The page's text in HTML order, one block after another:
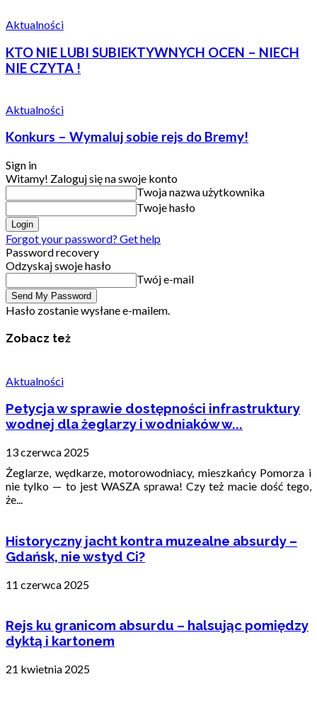
Aktualności
KTO NIE LUBI SUBIEKTYWNYCH OCEN – NIECH
NIE CZYTA !
Aktualności
Konkurs – Wymaluj sobie rejs do Bremy!
Sign in
Witamy! Zaloguj się na swoje konto
Twoja nazwa użytkownika
Twoje hasło
Forgot your password? Get help
Password recovery
Odzyskaj swoje hasło
Twój e-mail
Hasło zostanie wysłane e-mailem.
Zobacz też
Aktualności
Petycja w sprawie dostępności infrastruktury
wodnej dla żeglarzy i wodniaków w...
13 czerwca 2025
Żeglarze, wędkarze, motorowodniacy, mieszkańcy Pomorza i
nie tylko — to jest WASZA sprawa! Czy też macie dość tego,
że...
Historyczny jacht kontra muzealne absurdy –
Gdańsk, nie wstyd Ci?
11 czerwca 2025
Rejs ku granicom absurdu – halsując pomiędzy
dyktą i kartonem
21 kwietnia 2025